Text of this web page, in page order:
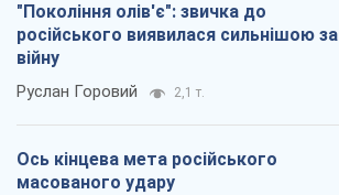
"Покоління олів'є": звичка до
російського виявилася сильнішою за
війну
Руслан Горовий 2,1 т.
Ось кінцева мета російського
масованого удару